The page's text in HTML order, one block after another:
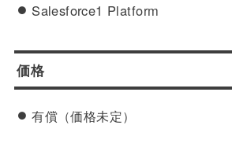
Salesforce1 Platform
価格
有償（価格未定）